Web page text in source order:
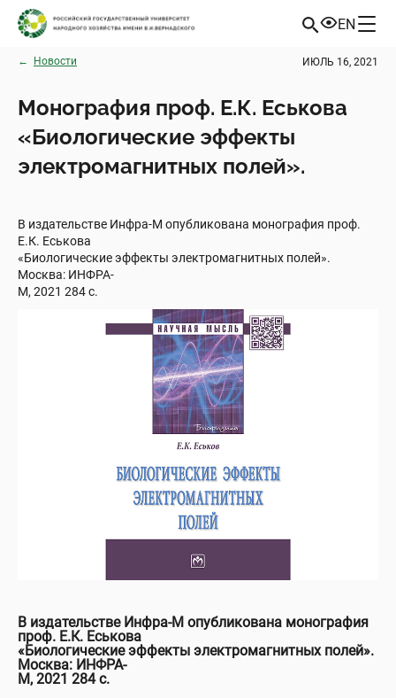
EN
← Новости ИЮЛЬ 16, 2021
Монография проф. Е.К. Еськова
«Биологические эффекты
электромагнитных полей».
В издательстве Инфра-М опубликована монография проф.
Е.К. Еськова
«Биологические эффекты электромагнитных полей».
Москва: ИНФРА-
М, 2021 284 с.
В издательстве Инфра-М опубликована монография
проф. Е.К. Еськова
«Биологические эффекты электромагнитных полей».
Москва: ИНФРА-
М, 2021 284 с.